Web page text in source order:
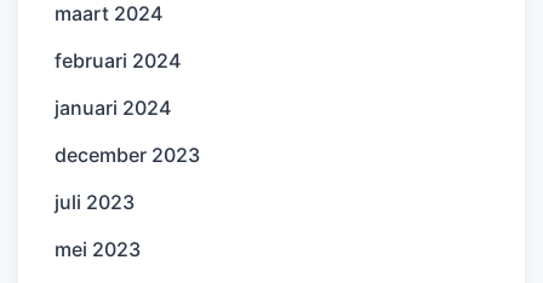
maart 2024
februari 2024
januari 2024
december 2023
juli 2023
mei 2023